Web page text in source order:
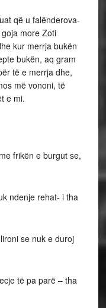
që u falënderova-
more Zoti
kur merrja bukën
bukën, aq gram
të e merrja dhe,
më vononi, të
e mi.
frikën e burgut se,
ndenje rehat- i tha
se nuk e duroj
të pa parë – tha